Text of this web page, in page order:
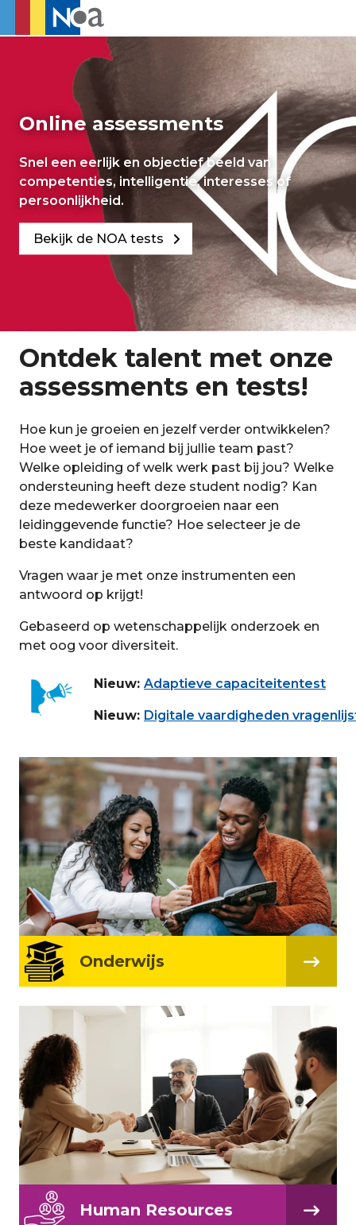
Online assessments
Snel een eerlijk en objectief beeld van
competenties, intelligentie, interesses of
persoonlijkheid.
Bekijk de NOA tests
Ontdek talent met onze
assessments en tests!
Hoe kun je groeien en jezelf verder ontwikkelen?
Hoe weet je of iemand bij jullie team past?
Welke opleiding of welk werk past bij jou? Welke
ondersteuning heeft deze student nodig? Kan
deze medewerker doorgroeien naar een
leidinggevende functie? Hoe selecteer je de
beste kandidaat?
Vragen waar je met onze instrumenten een
antwoord op krijgt!
Gebaseerd op wetenschappelijk onderzoek en
met oog voor diversiteit.
Nieuw: Adaptieve capaciteitentest
Nieuw: Digitale vaardigheden
Onderwijs
Human Resources